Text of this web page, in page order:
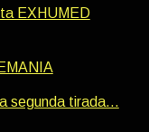
EXHUMED
segunda tirada…